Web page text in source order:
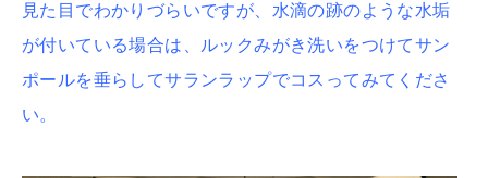
見た目でわかりづらいですが、水滴の跡のような水垢
が付いている場合は、ルックみがき洗いをつけてサン
ポールを垂らしてサランラップでコスってみてくださ
い。